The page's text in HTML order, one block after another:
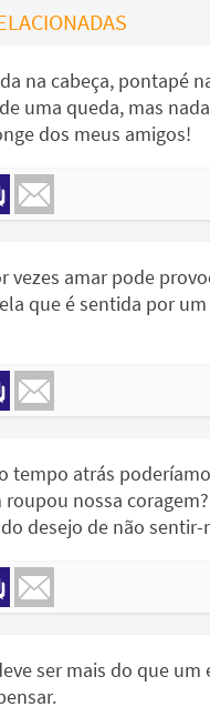
na cabeça, pontapé
uma queda, mas
dos meus amigos!
vezes amar pode
que é sentida por
tempo atrás
nossa
desejo de não sentir-
ser mais do que um